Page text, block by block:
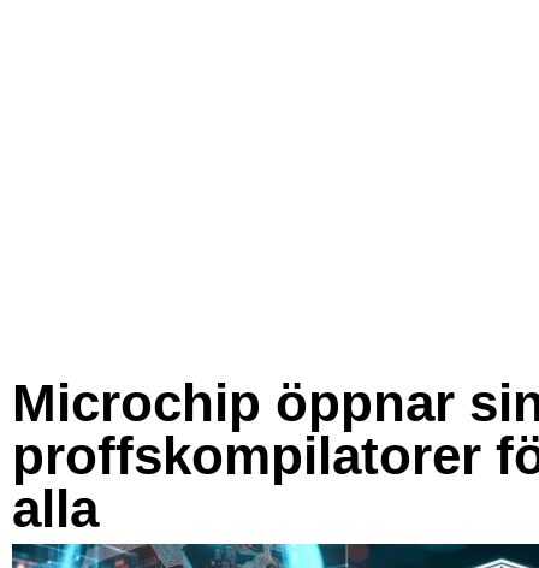
Microchip öppnar
proffskompilatorer
alla